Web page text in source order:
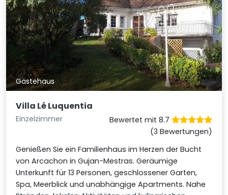
Gästehaus
Villa Lé Luquentia
Einzelzimmer
Bewertet mit 8.7
(3 Bewertungen)
Genießen Sie ein Familienhaus im Herzen der Bucht
von Arcachon in Gujan-Mestras. Geräumige
Unterkunft für 13 Personen, geschlossener Garten,
Spa, Meerblick und unabhängige Apartments. Nahe